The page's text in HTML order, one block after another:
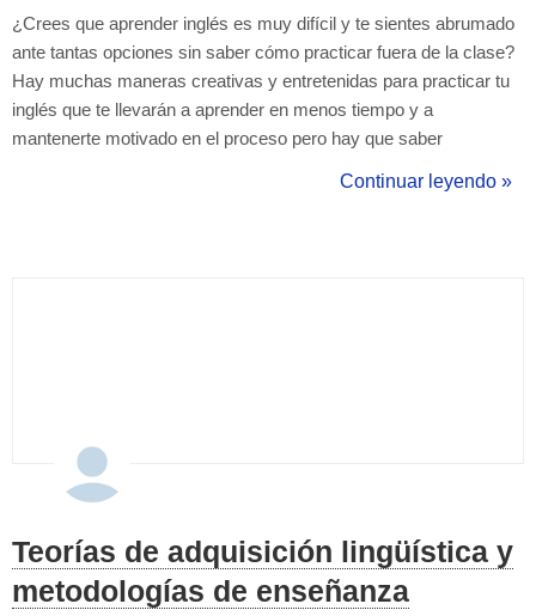
¿Crees que aprender inglés es muy difícil y te sientes abrumado
ante tantas opciones sin saber cómo practicar fuera de la clase?
Hay muchas maneras creativas y entretenidas para practicar tu
inglés que te llevarán a aprender en menos tiempo y a
mantenerte motivado en el proceso pero hay que saber
de aprendizaje. A continuación encontrarás cinco actividades
Continuar leyendo »
Teorías de adquisición lingüística y
metodologías de enseñanza